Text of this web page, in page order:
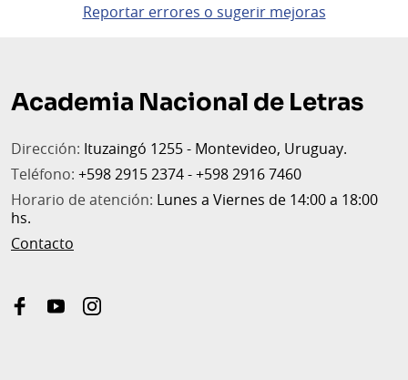
Reportar errores o sugerir mejoras
de
página
Academia Nacional de Letras
Dirección: Ituzaingó 1255 - Montevideo, Uruguay.
Teléfono: +598 2915 2374 - +598 2916 7460
Horario de atención: Lunes a Viernes de 14:00 a 18:00
hs.
Contacto
facebookyoutubeinstagram